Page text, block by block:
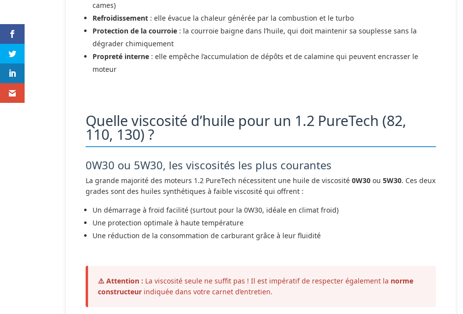
cames)
Refroidissement : elle évacue la chaleur générée par la combustion et le turbo
Protection de la courroie : la courroie baigne dans l’huile, qui doit maintenir sa souplesse sans la
dégrader chimiquement
Propreté interne : elle empêche l’accumulation de dépôts et de calamine qui peuvent encrasser le
moteur
Quelle viscosité d’huile pour un 1.2 PureTech (82,
110, 130) ?
0W30 ou 5W30, les viscosités les plus courantes
La grande majorité des moteurs 1.2 PureTech nécessitent une huile de viscosité0W30 ou5W30. Ces deux
grades sont des huiles synthétiques à faible viscosité qui offrent :
Un démarrage à froid facilité (surtout pour la 0W30, idéale en climat froid)
Une protection optimale à haute température
Une réduction de la consommation de carburant grâce à leur fluidité
⚠️ Attention : La viscosité seule ne suffit pas ! Il est impératif de respecter également la norme
constructeur indiquée dans votre carnet d’entretien.